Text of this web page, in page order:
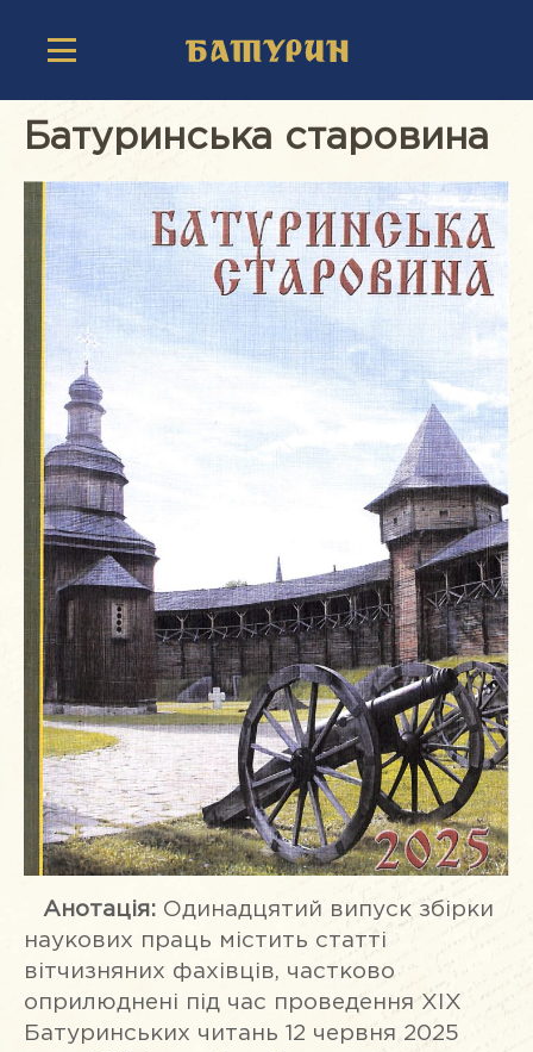
Батуринська старовина
Анотація: Одинадцятий випуск збірки
наукових праць містить статті
вітчизняних фахівців, частково
оприлюднені під час проведення XІХ
Батуринських читань 12 червня 2025